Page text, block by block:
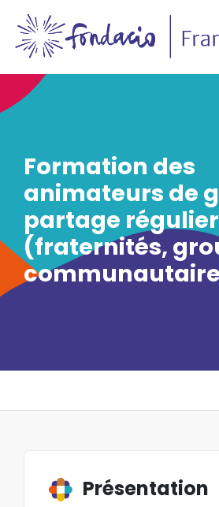
Formation des
animateurs de
partage régulier
(fraternités,
Présentation